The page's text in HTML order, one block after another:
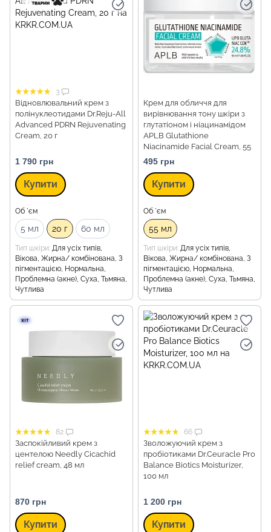
3
Відновлювальний крем з
полінуклеотидами Dr.Reju-All
Advanced PDRN Rejuvenating
Cream, 20 г
1 790 грн
Купити
Об `єм
5 мл 20 г 60 мл
Тип шкіри Для усіх типів,
Вікова, Жирна/ комбінована, З
пігментацією, Нормальна,
Проблемна (акне), Суха, Тьмяна,
Чутлива
Крем для обличчя для
вирівнювання тону шкіри з
глутатіоном і ніацинамідом
APLB Glutathione
Niacinamide Facial Cream, 55
мл
495 грн
Купити
Об `єм
55 мл
Тип шкіри Для усіх типів,
Вікова, Жирна/ комбінована, З
пігментацією, Нормальна,
Проблемна (акне), Суха, Тьмяна,
Чутлива
82
Заспокійливий крем з
центелою Needly Cicachid
relief cream, 48 мл
870 грн
Купити
66
Зволожуючий крем з
пробіотиками Dr.Ceuracle Pro
Balance Biotics Moisturizer,
100 мл
1 200 грн
Купити